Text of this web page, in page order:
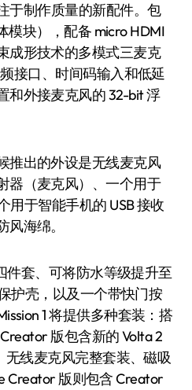
于制作质量的新配件。包
模块），配备 micro HDMI
成形技术的多模式三麦克
接口、时间码输入和低延
和外接麦克风的 32-bit 浮
推出的外设是无线麦克风
器（麦克风）、一个用于
用于智能手机的 USB 接收
海绵。
件套、可将防水等级提升至
护壳，以及一个带快门按
1 将提供多种套装：搭
版包含新的 Volta 2
无线麦克风完整套装、磁吸
Creator 版则包含 Creator